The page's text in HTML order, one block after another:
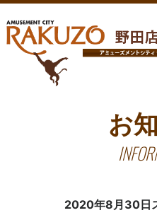
お
2020年8月30日